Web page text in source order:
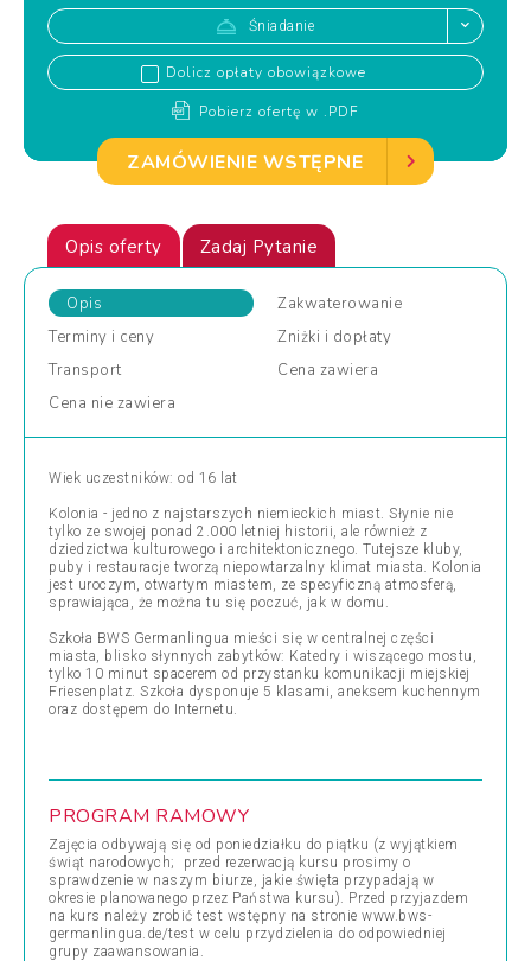
Śniadanie
Dolicz opłaty obowiązkowe
Pobierz ofertę w .PDF
ZAMÓWIENIE WSTĘPNE
Opis oferty Zadaj Pytanie
Opis
Zakwaterowanie
Terminy i ceny Zniżki i dopłaty
Transport
Cena zawiera
Cena nie zawiera
Wiek uczestników: od 16 lat
Kolonia - jedno z najstarszych niemieckich miast. Słynie nie
tylko ze swojej ponad 2.000 letniej historii, ale również z
dziedzictwa kulturowego i architektonicznego. Tutejsze kluby,
puby i restauracje tworzą niepowtarzalny klimat miasta. Kolonia
jest uroczym, otwartym miastem, ze specyficzną atmosferą,
sprawiająca, że można tu się poczuć, jak w domu.
Szkoła BWS Germanlingua mieści się w centralnej części
miasta, blisko słynnych zabytków: Katedry i wiszącego mostu,
tylko 10 minut spacerem od przystanku komunikacji miejskiej
Friesenplatz. Szkoła dysponuje 5 klasami, aneksem kuchennym
oraz dostępem do Internetu.
PROGRAM RAMOWY
Zajęcia odbywają się od poniedziałku do piątku (z wyjątkiem
świąt narodowych; przed rezerwacją kursu prosimy o
sprawdzenie w naszym biurze, jakie święta przypadają w
okresie planowanego przez Państwa kursu). Przed przyjazdem
na kurs należy zrobić test wstępny na stronie www.bws-
germanlingua.de/test w celu przydzielenia do odpowiedniej
grupy zaawansowania.